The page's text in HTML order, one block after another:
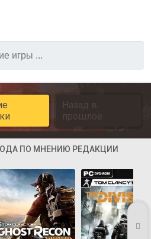
Назад в
прошлое
ПО МНЕНИЮ РЕДАКЦИИ